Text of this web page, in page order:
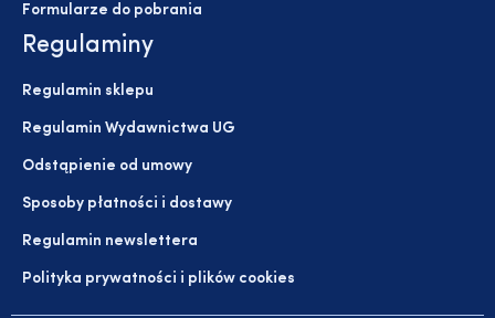
Formularze do pobrania
Regulaminy
Regulamin sklepu
Regulamin Wydawnictwa UG
Odstąpienie od umowy
Sposoby płatności i dostawy
Regulamin newslettera
Polityka prywatności i plików cookies